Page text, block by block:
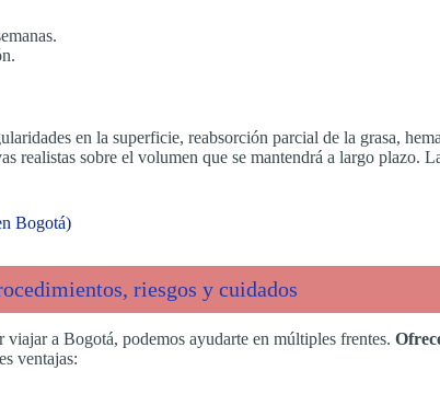
en la superficie, reabsorción parcial de la grasa,
realistas sobre el volumen que se mantendrá a largo plazo.
Bogotá)
riesgos y cuidados
viajar a Bogotá, podemos ayudarte en múltiples frentes.
ventajas: